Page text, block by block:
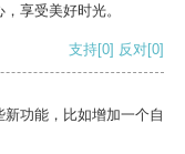
享受美好时光。
支持[0] 反对[0]
功能，比如增加一个自